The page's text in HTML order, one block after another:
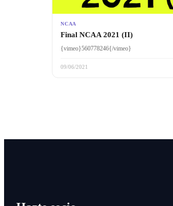
NCAA
Final NCAA 2021 (II)
{vimeo}560778246{/vimeo}
09/06/2021